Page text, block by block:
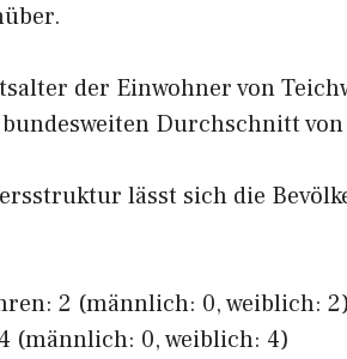
der Einwohner von
Durchschnitt von
lässt sich die
2 (männlich: 0, weiblich: 2)
(männlich: 0, weiblich: 4)